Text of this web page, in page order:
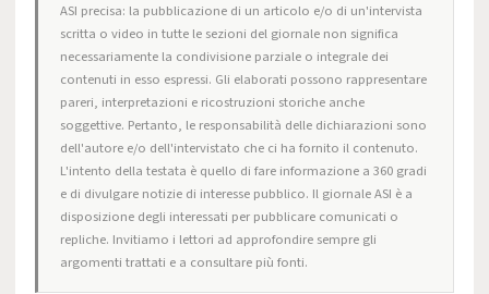
ASI precisa: la pubblicazione di un articolo e/o di un'intervista
scritta o video in tutte le sezioni del giornale non significa
necessariamente la condivisione parziale o integrale dei
contenuti in esso espressi. Gli elaborati possono rappresentare
pareri, interpretazioni e ricostruzioni storiche anche
soggettive. Pertanto, le responsabilità delle dichiarazioni sono
dell'autore e/o dell'intervistato che ci ha fornito il contenuto.
L'intento della testata è quello di fare informazione a 360 gradi
e di divulgare notizie di interesse pubblico. Il giornale ASI è a
disposizione degli interessati per pubblicare comunicati o
repliche. Invitiamo i lettori ad approfondire sempre gli
argomenti trattati e a consultare più fonti.